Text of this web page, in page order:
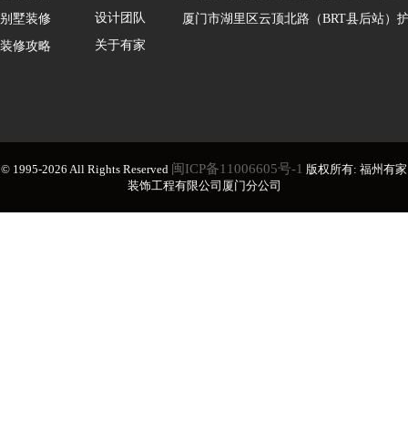
别墅装修
装修攻略
设计团队
关于有家
厦门市湖里区云顶北路（BRT县后站）
© 1995-2026 All Rights Reserved 闽ICP备11006605号-1 版权所有: 福州有家
装饰工程有限公司厦门分公司